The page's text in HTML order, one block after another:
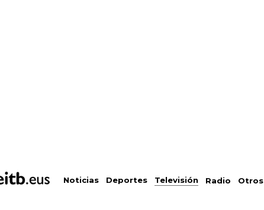
Noticias Deportes Televisión Radio Otros